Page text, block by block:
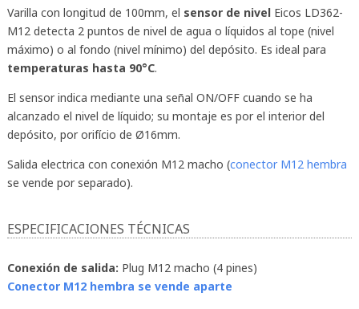
Varilla con longitud de 100mm, el sensor de nivelEicos LD362-
M12 detecta 2 puntos de nivel de agua o líquidos al tope (nivel
máximo) o al fondo (nivel mínimo) del depósito. Es ideal para
temperaturas hasta 90°C.
El sensor indica mediante una señal ON/OFF cuando se ha
alcanzado el nivel de líquido; su montaje es por el interior del
depósito, por orifício de Ø16mm.
Salida electrica con conexión M12 macho (conector M12 hembra
se vende por separado).
ESPECIFICACIONES TÉCNICAS
Conexión de salida: Plug M12 macho (4 pines)
Conector M12 hembra se vende aparte